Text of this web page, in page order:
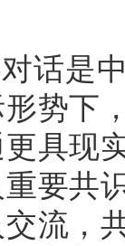
话是
势下
具现
要共
流，